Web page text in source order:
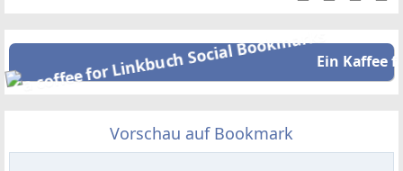
Ein Kaffee
Vorschau auf Bookmark